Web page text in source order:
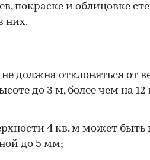
покраске и облицовке
них.
должна отклоняться от
до 3 м, более чем на
4 кв. м может быть
до 5 мм;